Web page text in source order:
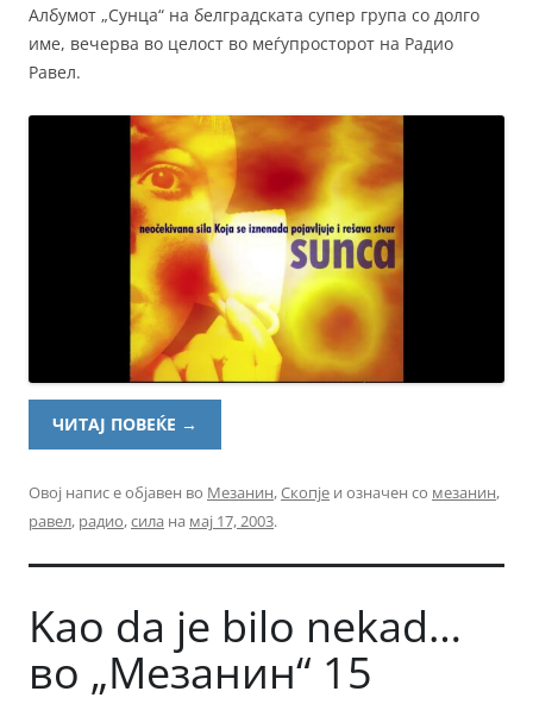
Албумот „Сунца“ на белградската супер група со долго
име, вечерва во целост во меѓупросторот на Радио
Равел.
ЧИТАЈ ПОВЕЌЕ →
Овој напис е објавен во Мезанин,Скопје и означен со мезанин,
равел, радио,сила на мај 17, 2003.
Kao da je bilo nekad…
во „Мезанин“ 15